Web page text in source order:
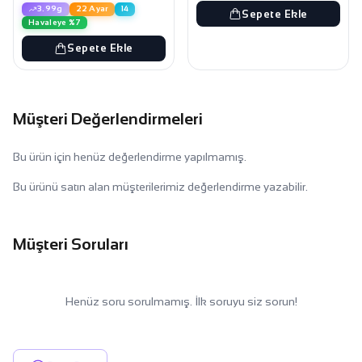
3.99g 22 Ayar
14
Havaleye %7
Sepete Ekle
Sepete Ekle
Müşteri Değerlendirmeleri
Bu ürün için henüz değerlendirme yapılmamış.
Bu ürünü satın alan müşterilerimiz değerlendirme yazabilir.
Müşteri Soruları
Henüz soru sorulmamış. İlk soruyu siz sorun!